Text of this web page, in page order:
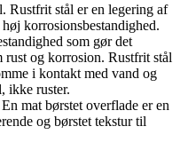
Rustfrit stål er en legering af
korrosionsbestandighed.
som gør det
og korrosion. Rustfrit stål
i kontakt med vand og
ikke ruster.
mat børstet overflade er en
og børstet tekstur til